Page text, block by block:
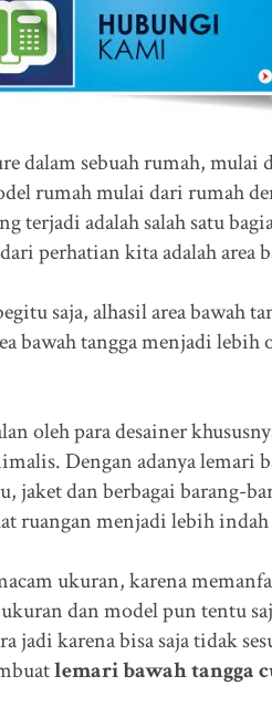
dalam sebuah rumah, mulai
rumah mulai dari rumah
terjadi adalah salah satu
perhatian kita adalah area
saja, alhasil area bawah
bawah tangga menjadi
oleh para desainer
Dengan adanya lemari
jaket dan berbagai barang-
ruangan menjadi lebih
ukuran, karena
dan model pun tentu
jadi karena bisa saja tidak
lemari bawah tangga